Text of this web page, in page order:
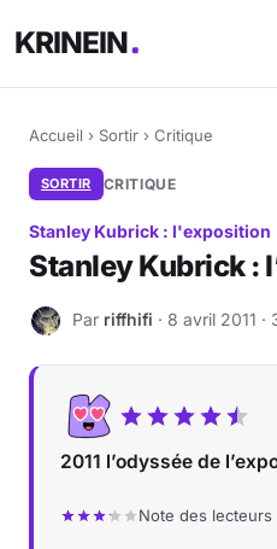
KRINEIN
Accueil › Sortir › Critique
SORTIR CRITIQUE
Stanley Kubrick : l'exposition
Stanley Kubrick :
R Par riffhifi · 8 avril 2011
2011 l’odyssée de
Note des lecteurs